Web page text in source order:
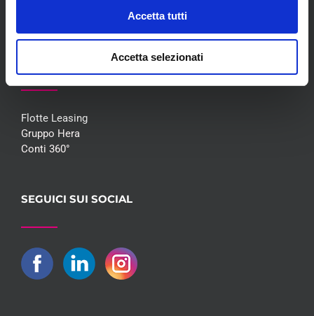
Accetta tutti
Accetta selezionati
COLLABORAZIONI
Flotte Leasing
Gruppo Hera
Conti 360°
SEGUICI SUI SOCIAL